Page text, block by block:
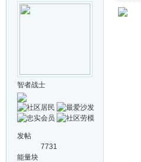
智者战士
发帖
7731
能量块